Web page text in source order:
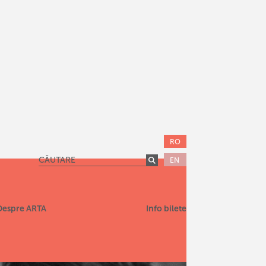
RO
EN
ARTA Info bilete